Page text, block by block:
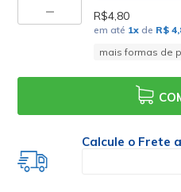
R$4,80
em até 1x de R$
mais formas de
Calcule o Frete